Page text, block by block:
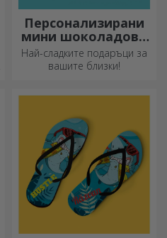
Персонализирани
мини шоколадови
барове
Най-сладките подаръци за
вашите близки!